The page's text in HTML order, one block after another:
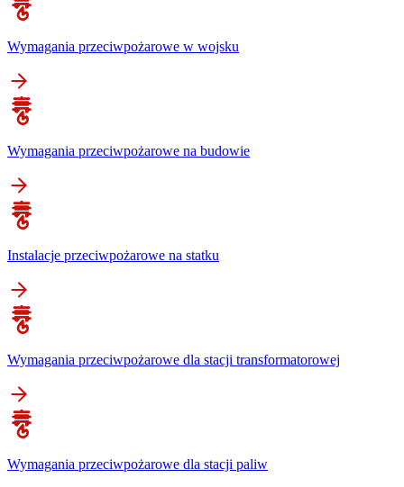
Wymagania przeciwpożarowe w wojsku
Wymagania przeciwpożarowe na budowie
Instalacje przeciwpożarowe na statku
Wymagania przeciwpożarowe dla stacji transformatorowej
Wymagania przeciwpożarowe dla stacji paliw